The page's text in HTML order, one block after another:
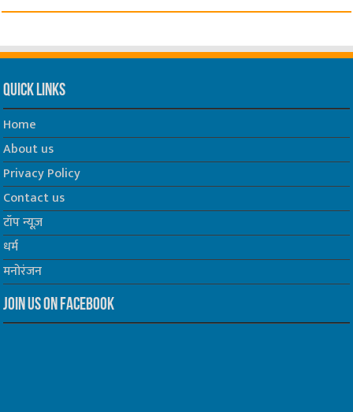
Quick Links
Home
About us
Privacy Policy
Contact us
टॉप न्यूज़
धर्म
मनोरंजन
Join us on Facebook